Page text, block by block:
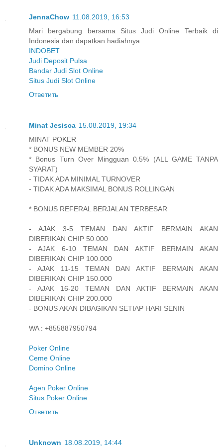
JennaChow 11.08.2019, 16:53
Mari bergabung bersama Situs Judi Online Terbaik di
Indonesia dan dapatkan hadiahnya
INDOBET
Judi Deposit Pulsa
Bandar Judi Slot Online
Situs Judi Slot Online
Ответить
Minat Jesisca 15.08.2019, 19:34
MINAT POKER
* BONUS NEW MEMBER 20%
* Bonus Turn Over Mingguan 0.5% (ALL GAME TANPA
SYARAT)
- TIDAK ADA MINIMAL TURNOVER
- TIDAK ADA MAKSIMAL BONUS ROLLINGAN
* BONUS REFERAL BERJALAN TERBESAR
- AJAK 3-5 TEMAN DAN AKTIF BERMAIN AKAN
DIBERIKAN CHIP 50.000
- AJAK 6-10 TEMAN DAN AKTIF BERMAIN AKAN
DIBERIKAN CHIP 100.000
- AJAK 11-15 TEMAN DAN AKTIF BERMAIN AKAN
DIBERIKAN CHIP 150.000
- AJAK 16-20 TEMAN DAN AKTIF BERMAIN AKAN
DIBERIKAN CHIP 200.000
- BONUS AKAN DIBAGIKAN SETIAP HARI SENIN
WA : +855887950794
Poker Online
Ceme Online
Domino Online
Agen Poker Online
Situs Poker Online
Ответить
Unknown 18.08.2019, 14:44